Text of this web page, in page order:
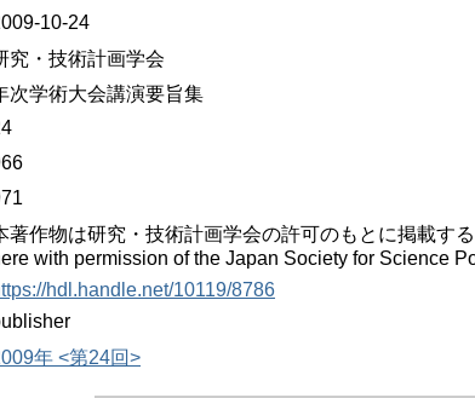
10-24
究・技術計画学会
次学術大会講演要旨集
著作物は研究・技術計画学会の許可のもとに掲載す
with permission of the Japan Society for Science
hdl.handle.net/10119/8786
年 <第24回>